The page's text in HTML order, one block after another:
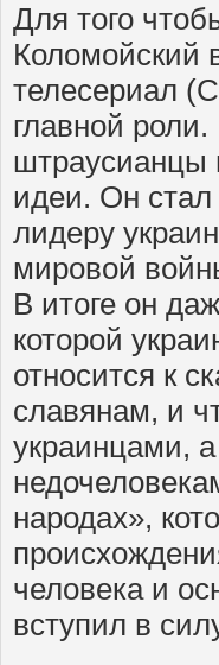
Для того
Коломойский
телесериал
главной
штраусианцы
идеи. Он стал
лидеру
мировой
В итоге он
которой
относится к
славянам, и
украинцами,
народах»,
человека и
вступил в